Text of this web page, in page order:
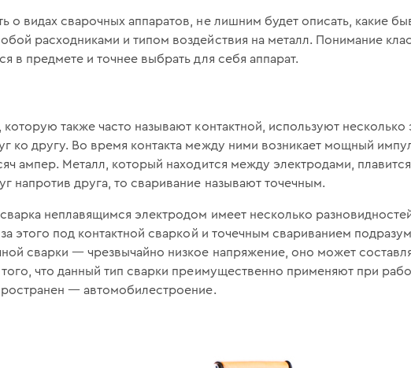
о видах сварочных аппаратов, не лишним будет описать, какие
расходниками и типом воздействия на металл. Понимание
в предмете и точнее выбрать для себя аппарат.
также часто называют контактной, используют несколько
ко другу. Во время контакта между ними возникает мощный
ампер. Металл, который находится между электродами,
напротив друга, то сваривание называют точечным.
неплавящимся электродом имеет несколько
за этого под контактной сваркой и точечным свариванием
сварки — чрезвычайно низкое напряжение, оно может
что данный тип сварки преимущественно применяют при
— автомобилестроение.